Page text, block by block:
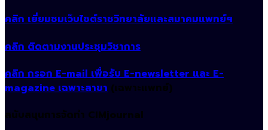
คลิก เยี่ยมชมเว็บไซต์ราชวิทยาลัยและสมาคมแพทย์ฯ
คลิก ติดตามงานประชุมวิชาการ
คลิก กรอก E-mail เพื่อรับ E-newsletter และ E-
magazine เฉพาะสาขา (เฉพาะแพทย์)
สนับสนุนการจัดทำ CIMjournal